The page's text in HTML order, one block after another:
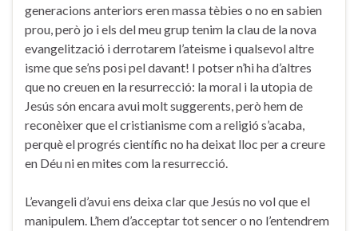
generacions anteriors eren massa tèbies o no en sabien
prou, però jo i els del meu grup tenim la clau de la nova
evangelització i derrotarem l’ateisme i qualsevol altre
isme que se’ns posi pel davant! I potser n’hi ha d’altres
que no creuen en la resurrecció: la moral i la utopia de
Jesús són encara avui molt suggerents, però hem de
reconèixer que el cristianisme com a religió s’acaba,
perquè el progrés científic no ha deixat lloc per a creure
en Déu ni en mites com la resurrecció.
L’evangeli d’avui ens deixa clar que Jesús no vol que el
manipulem. L’hem d’acceptar tot sencer o no l’entendrem